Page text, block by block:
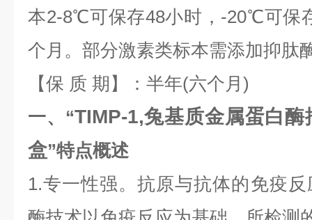
本2-8℃可保存48小时，-20℃可保
个月。部分激素类标本需添加抑肽
【保 质 期】：半年(六个月)
一、“TIMP-1,兔基质金属蛋白
盒”特点概述
1.专一性强。抗原与抗体的免疫